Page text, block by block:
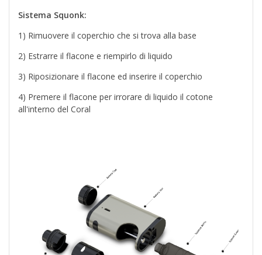
Sistema Squonk:
1) Rimuovere il coperchio che si trova alla base
2) Estrarre il flacone e riempirlo di liquido
3) Riposizionare il flacone ed inserire il coperchio
4) Premere il flacone per irrorare di liquido il cotone
all'interno del Coral